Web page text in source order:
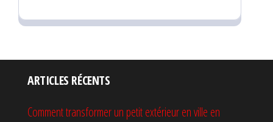
ARTICLES RÉCENTS
Comment transformer un petit extérieur en ville en